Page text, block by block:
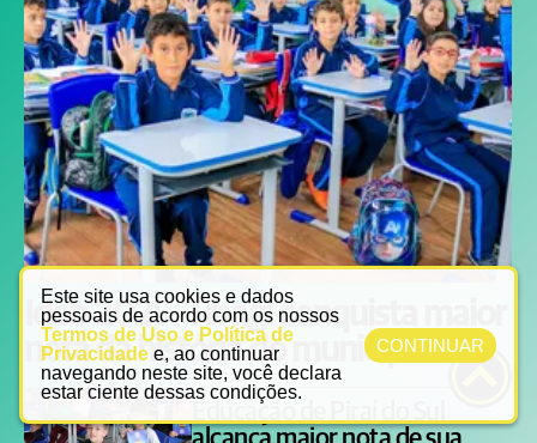
Ideb 2025: Tibagi conquista maior
nota da história do município
Educação de Piraí do Sul
Este site usa cookies e dados
pessoais de acordo com os nossos
Termos de Uso e Política de
Privacidade e, ao continuar
navegando neste site, você declara
estar ciente dessas condições.
CONTINUAR